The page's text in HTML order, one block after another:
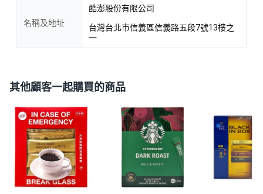
名稱及地址
酷澎股份有限公司
台灣台北市信義區信義路五段7號13樓之
一
其他顧客一起購買的商品